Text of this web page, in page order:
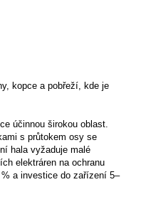
kopce a pobřeží, kde je
účinnou širokou oblast.
s průtokem osy se
hala vyžaduje malé
elektráren na ochranu
a investice do zařízení 5–